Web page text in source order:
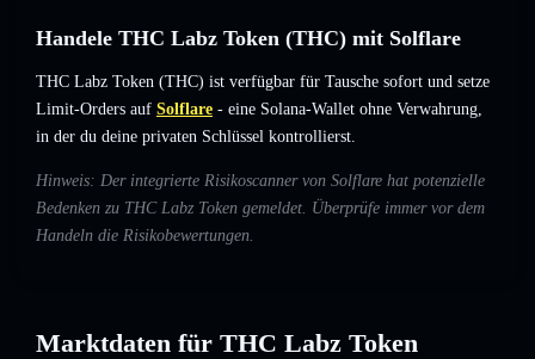
Handele THC Labz Token (THC) mit Solflare
THC Labz Token (THC) ist verfügbar für Tausche sofort und setze
Limit-Orders auf Solflare - eine Solana-Wallet ohne Verwahrung,
in der du deine privaten Schlüssel kontrollierst.
Hinweis: Der integrierte Risikoscanner von Solflare hat potenzielle
Bedenken zu THC Labz Token gemeldet. Überprüfe immer vor dem
Handeln die Risikobewertungen.
Marktdaten für THC Labz Token